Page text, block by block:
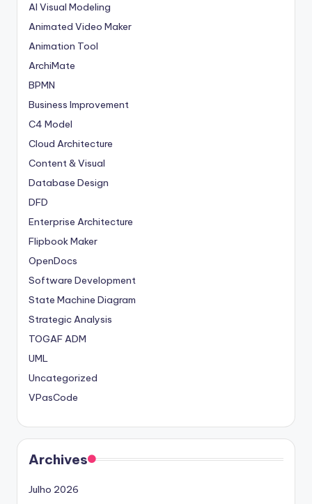
AI Visual Modeling
Animated Video Maker
Animation Tool
ArchiMate
BPMN
Business Improvement
C4 Model
Cloud Architecture
Content & Visual
Database Design
DFD
Enterprise Architecture
Flipbook Maker
OpenDocs
Software Development
State Machine Diagram
Strategic Analysis
TOGAF ADM
UML
Uncategorized
VPasCode
Archives
Julho 2026